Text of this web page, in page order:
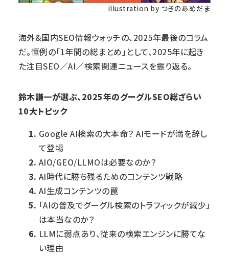
illustration by つきのあめだま
海外&国内SEO情報ウォッチの、2025年最後のコラム
だ。恒例の「1年間の総まとめ」として、2025年に起き
た注目SEO／AI／検索関連ニュースを振り返る。
鈴木謙一が選ぶ、2025年のグーグルSEO総ざらい
10大トピック
Google AI検索の大本命？ AIモードが満を辞し
て登場
AIO/GEO/LLMOは必要なのか？
AI時代に勝ち残るためのコンテンツ戦略
AI生成コンテンツの罠
「AIの普及でグーグル検索のトラフィックが減少」
は本当なのか？
LLMに弱点あり、従来の検索エンジンに勝てな
い理由